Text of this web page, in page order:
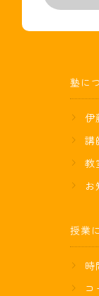
塾に
伊
講
教
お
授業
時
コ